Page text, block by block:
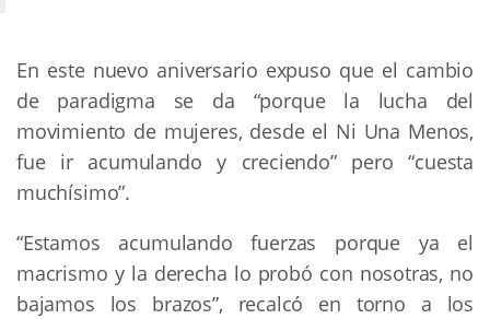
En este nuevo aniversario expuso que el cambio
de paradigma se da “porque la lucha del
movimiento de mujeres, desde el Ni Una Menos,
fue ir acumulando y creciendo” pero “cuesta
muchísimo”.
“Estamos acumulando fuerzas porque ya el
macrismo y la derecha lo probó con nosotras, no
bajamos los brazos”, recalcó en torno a los